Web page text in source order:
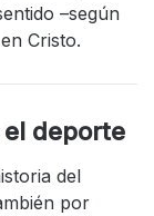
–según
Cristo.
deporte
del
por